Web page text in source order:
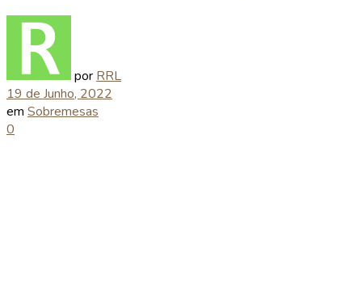
por RRL
19 de Junho, 2022
em Sobremesas
0